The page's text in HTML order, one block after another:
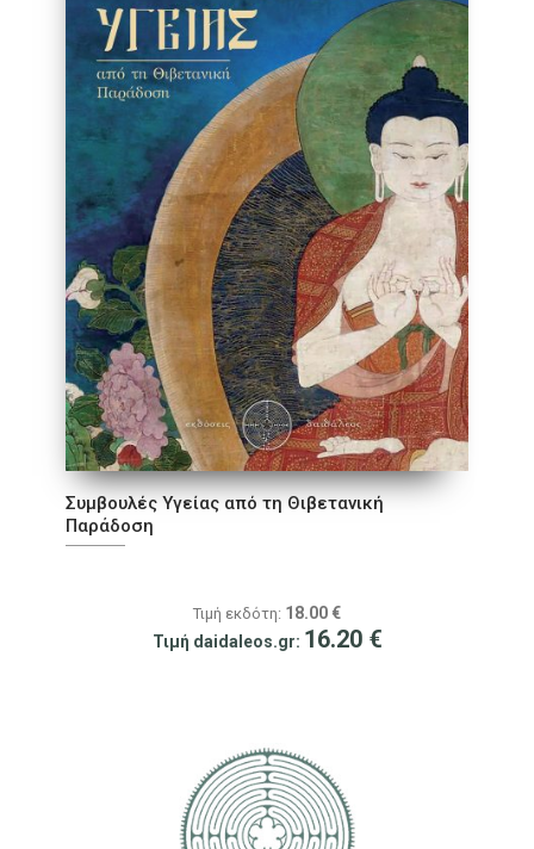
Συμβουλές Υγείας από τη Θιβετανική
Παράδοση
Τιμή εκδότη: 18.00 €
Τιμή daidaleos.gr: 16.20 €